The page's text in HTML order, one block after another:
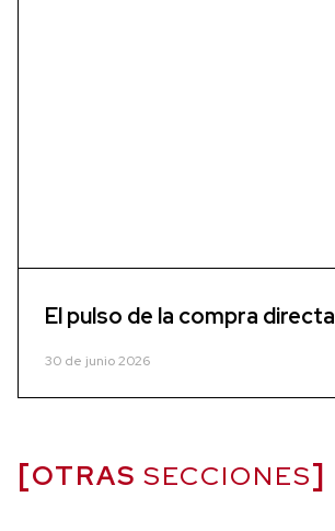
El pulso de la compra directa
30 de junio 2026
OTRAS SECCIONES